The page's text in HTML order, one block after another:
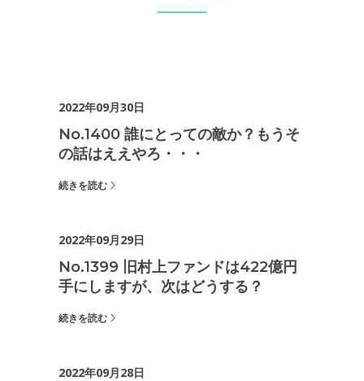
2022年09月30日
No.1400 誰にとっての敵か？もうそ
の話はええやろ・・・
続きを読む
2022年09月29日
No.1399 旧村上ファンドは422億円
手にしますが、次はどうする？
続きを読む
2022年09月28日